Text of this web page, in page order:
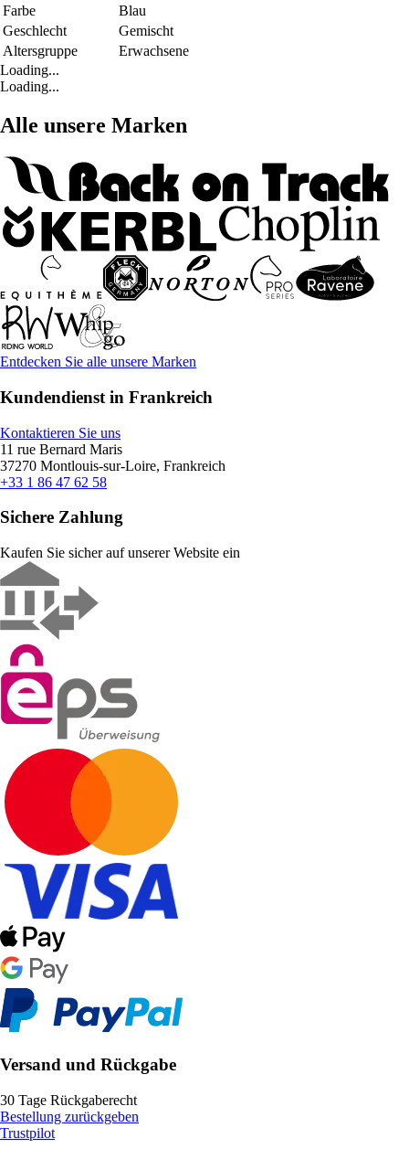
Farbe
Blau
Geschlecht
Gemischt
Altersgruppe
Erwachsene
Loading...
Loading...
Alle unsere Marken
Entdecken Sie alle unsere Marken
Kundendienst in Frankreich
Kontaktieren Sie uns
11 rue Bernard Maris
37270 Montlouis-sur-Loire, Frankreich
+33 1 86 47 62 58
Sichere Zahlung
Kaufen Sie sicher auf unserer Website ein
Versand und Rückgabe
30 Tage Rückgaberecht
Bestellung zurückgeben
Trustpilot